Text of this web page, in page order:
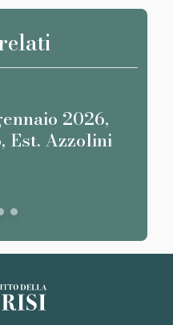
2026,
Est. Azzolini